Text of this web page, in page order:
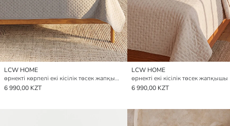
LCW HOME
өрнекті көрпелі екі кісілік төсек жапқышы
6 990,00 KZT
LCW HOME
өрнекті екі кісілік төсек жапқышы
6 990,00 KZT